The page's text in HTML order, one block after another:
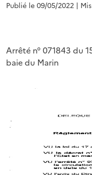
Publié le 09/05/2022 |
Arrêté n° 071843 du
baie du Marin